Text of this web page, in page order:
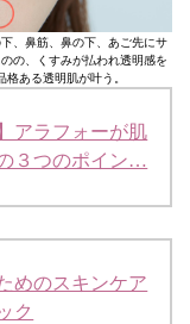
、鼻筋、鼻の下、あご先にサ
の、くすみが払われ透明感を
ある透明肌が叶う。
アラフォーが肌
３つのポイン…
めのスキンケア
ク